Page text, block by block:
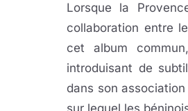
Lorsque la
collaboration entre
cet album
introduisant de
dans son
sur lequel les